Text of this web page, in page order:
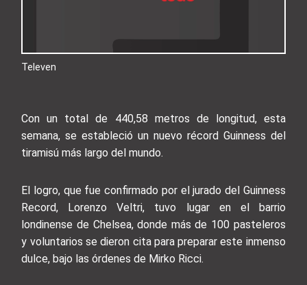
Televen
Con un total de 440,58 metros de longitud, esta
semana, se estableció un nuevo récord Guinness del
tiramisú más largo del mundo.
El logro, que fue confirmado por el jurado del Guinness
Record, Lorenzo Veltri, tuvo lugar en el barrio
londinense de Chelsea, donde más de 100 pasteleros
y voluntarios se dieron cita para preparar este inmenso
dulce, bajo las órdenes de Mirko Ricci.